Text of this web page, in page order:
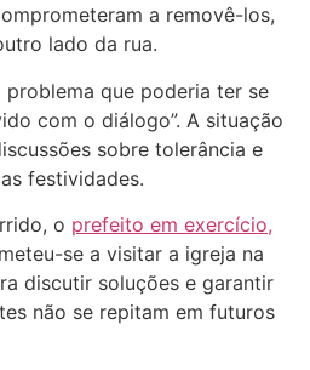
a removê-los,
lado da rua.
problema que poderia ter se
com o diálogo”. A situação
sobre tolerância e
festividades.
o prefeito em exercício,
se a visitar a igreja na
discutir soluções e garantir
não se repitam em futuros